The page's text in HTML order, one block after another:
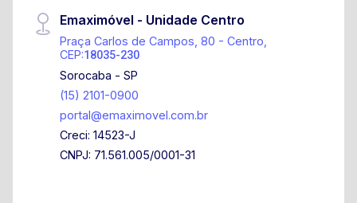
Emaximóvel - Unidade Centro
Praça Carlos de Campos, 80 - Centro,
CEP:18035-230
Sorocaba - SP
(15) 2101-0900
portal@emaximovel.com.br
Creci: 14523-J
CNPJ: 71.561.005/0001-31